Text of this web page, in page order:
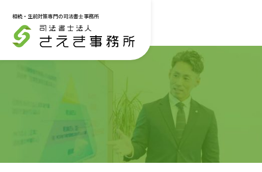
相続・生前対策専門の司法書士事務所
メニュー
トップページ
サービス一覧
相続登記・不動産名義変更